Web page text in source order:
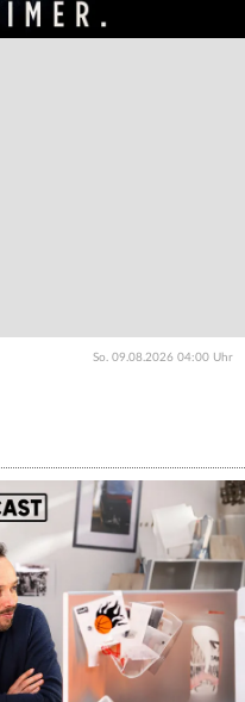
So. 09.08.2026 04:00 Uhr